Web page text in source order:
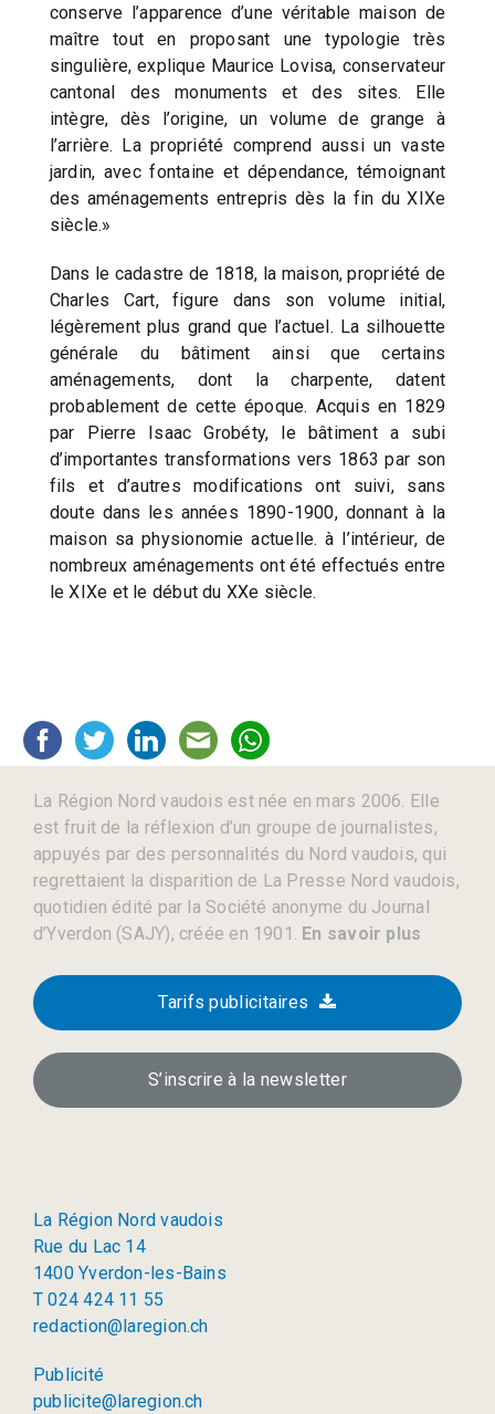
conserve l’apparence d’une véritable maison de
maître tout en proposant une typologie très
singulière, explique Maurice Lovisa, conservateur
cantonal des monuments et des sites. Elle
intègre, dès l’origine, un volume de grange à
l’arrière. La propriété comprend aussi un vaste
jardin, avec fontaine et dépendance, témoignant
des aménagements entrepris dès la fin du XIXe
siècle.»
Dans le cadastre de 1818, la maison, propriété de
Charles Cart, figure dans son volume initial,
légèrement plus grand que l’actuel. La silhouette
générale du bâtiment ainsi que certains
aménagements, dont la charpente, datent
probablement de cette époque. Acquis en 1829
par Pierre Isaac Grobéty, le bâtiment a subi
d’importantes transformations vers 1863 par son
fils et d’autres modifications ont suivi, sans
doute dans les années 1890-1900, donnant à la
maison sa physionomie actuelle. à l’intérieur, de
nombreux aménagements ont été effectués entre
le XIXe et le début du XXe siècle.
La Région Nord vaudois est née en mars 2006. Elle
est fruit de la réflexion d’un groupe de journalistes,
appuyés par des personnalités du Nord vaudois, qui
regrettaient la disparition de La Presse Nord vaudois,
quotidien édité par la Société anonyme du Journal
d’Yverdon (SAJY), créée en 1901. En savoir plus
Tarifs publicitaires
S’inscrire à la newsletter
La Région Nord vaudois
Rue du Lac 14
1400 Yverdon-les-Bains
T 024 424 11 55
redaction@laregion.ch
Publicité
publicite@laregion.ch